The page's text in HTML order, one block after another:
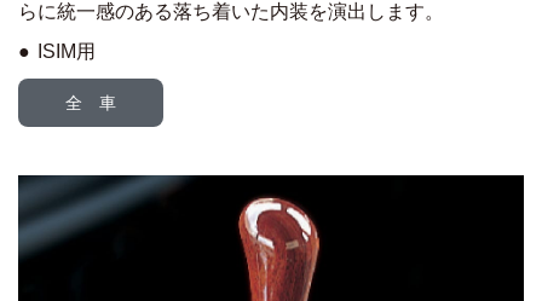
らに統一感のある落ち着いた内装を演出します。
ISIM用
全 車